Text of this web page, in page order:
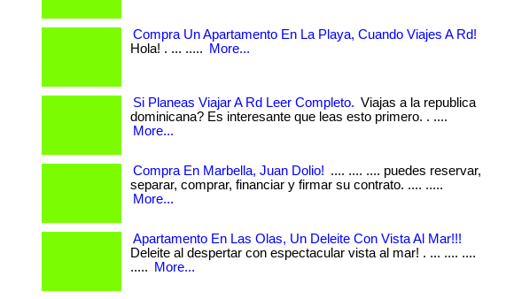
Compra Un Apartamento En La Playa, Cuando Viajes A Rd!
Hola! . ... .....
More...
Si Planeas Viajar A Rd Leer Completo. Viajas a la republica
dominicana? Es interesante que leas esto primero. . ....
More...
Compra En Marbella, Juan Dolio! .... .... .... puedes reservar,
separar, comprar, financiar y firmar su contrato. .... .....
More...
Apartamento En Las Olas, Un Deleite Con Vista Al Mar!!!
Deleite al despertar con espectacular vista al mar! . ... .... ....
.....
More...